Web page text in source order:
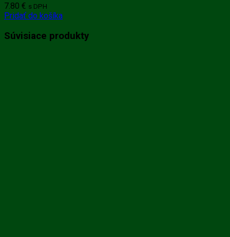
7.80 € s DPH
Pridať do košíka
Súvisiace produkty